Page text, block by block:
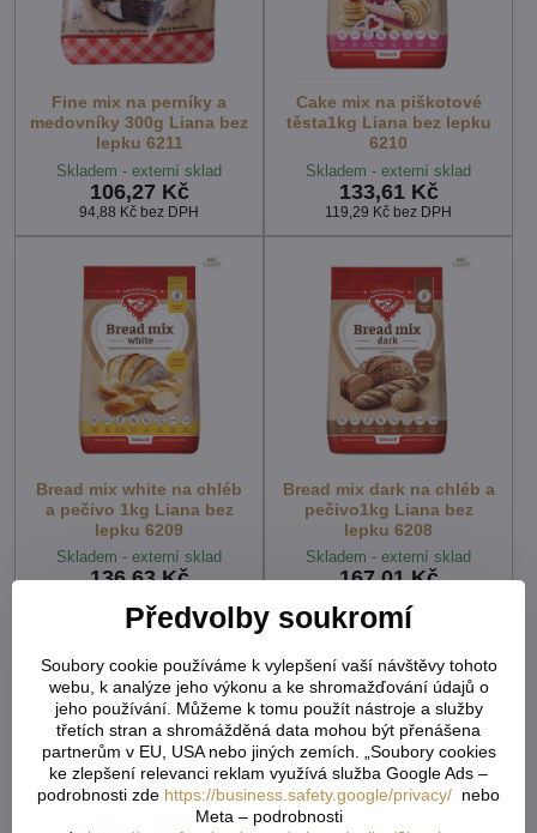
Fine mix na perníky a
medovníky 300g Liana bez
lepku 6211
Skladem - externí sklad
106,27 Kč
94,88 Kč bez DPH
Cake mix na piškotové
těsta1kg Liana bez lepku
6210
Skladem - externí sklad
133,61 Kč
119,29 Kč bez DPH
Bread mix white na chléb
a pečivo 1kg Liana bez
lepku 6209
Skladem - externí sklad
136,63 Kč
Bread mix dark na chléb a
pečivo1kg Liana bez
lepku 6208
Skladem - externí sklad
167,01 Kč
Předvolby soukromí
Soubory cookie používáme k vylepšení vaší návštěvy tohoto
webu, k analýze jeho výkonu a ke shromažďování údajů o
jeho používání. Můžeme k tomu použít nástroje a služby
třetích stran a shromážděná data mohou být přenášena
partnerům v EU, USA nebo jiných zemích. „Soubory cookies
ke zlepšení relevanci reklam využívá služba Google Ads –
podrobnosti zde https://business.safety.google/privacy/ nebo
Meta – podrobnosti